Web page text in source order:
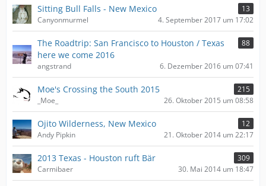
Sitting Bull Falls - New Mexico
13
Canyonmurmel
4. September 2017 um 17:02
The Roadtrip: San Francisco to Houston / Texas
here we come 2016
88
angstrand 6. Dezember 2016 um 07:41
Moe's Crossing the South 2015
215
_Moe_
26. Oktober 2015 um 08:58
Ojito Wilderness, New Mexico
12
Andy Pipkin
21. Oktober 2014 um 22:17
2013 Texas - Houston ruft Bär
309
Carmibaer
30. Mai 2014 um 18:47